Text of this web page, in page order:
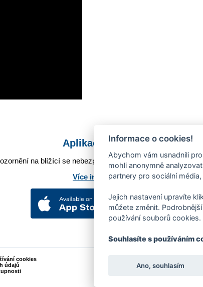
Aplikace Mobilní rozhlas
na blížící se nebezpečí, odstávky, poruchy a
Více informací o aplikaci
cookies
údajů
webmaster@zlin.eu
Informace o cookies!
Abychom vám usnadnili
mohli anonymně
partnery pro sociální
Jejich nastavení upravíte
můžete změnit.
používání souborů cookies.
Souhlasíte s používáním
Ano, souhlasím